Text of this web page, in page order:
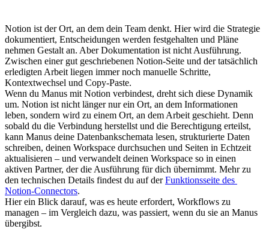
Notion ist der Ort, an dem dein Team denkt. Hier wird die Strategie
dokumentiert, Entscheidungen werden festgehalten und Pläne
nehmen Gestalt an. Aber Dokumentation ist nicht Ausführung.
Zwischen einer gut geschriebenen Notion-Seite und der tatsächlich
erledigten Arbeit liegen immer noch manuelle Schritte,
Kontextwechsel und Copy-Paste.
Wenn du Manus mit Notion verbindest, dreht sich diese Dynamik
um. Notion ist nicht länger nur ein Ort, an dem Informationen
leben, sondern wird zu einem Ort, an dem Arbeit geschieht. Denn
sobald du die Verbindung herstellst und die Berechtigung erteilst,
kann Manus deine Datenbankschemata lesen, strukturierte Daten
schreiben, deinen Workspace durchsuchen und Seiten in Echtzeit
aktualisieren – und verwandelt deinen Workspace so in einen
aktiven Partner, der die Ausführung für dich übernimmt. Mehr zu
den technischen Details findest du auf der Funktionsseite des
Notion-Connectors.
Hier ein Blick darauf, was es heute erfordert, Workflows zu
managen – im Vergleich dazu, was passiert, wenn du sie an Manus
übergibst.